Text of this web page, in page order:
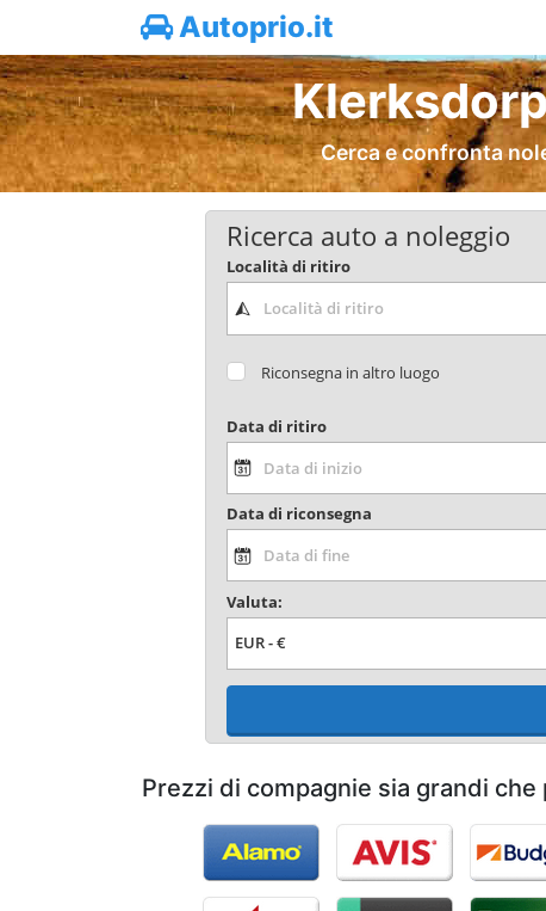
Autoprio.it
Cerca e confronta
Ricerca auto a noleggio
Località di ritiro
Riconsegna in altro luogo
Data di ritiro
Data di riconsegna
Valuta:
Prezzi di compagnie sia grandi